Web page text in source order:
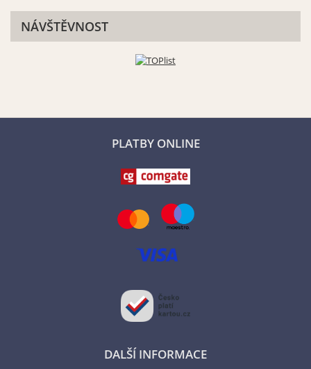
NÁVŠTĚVNOST
PLATBY ONLINE
DALŠÍ INFORMACE